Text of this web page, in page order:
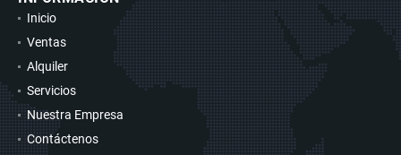
Inicio
Ventas
Alquiler
Servicios
Nuestra Empresa
Contáctenos